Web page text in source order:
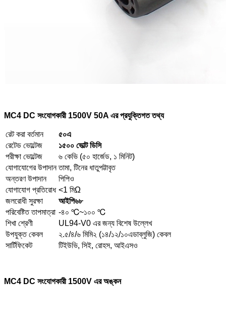
MC4 DC সংযোগকারী 1500V 50A এর প্রযুক্তিগত তথ্য
রেট করা বর্তমান
৫০এ
রেটেড ভোল্টেজ
১৫০০ ভোল্ট ডিসি
পরীক্ষা ভোল্টেজ
৬ কেভি (৫০ হার্জেড, ১ মিনিট)
যোগাযোগের উপাদান তামা, টিনের ধাতুপট্টাবৃত
অন্তরণ উপাদান
পিপিও
যোগাযোগ প্রতিরোধ <1 মিΩ
জলরোধী সুরক্ষা
আইপি৬৮
পরিবেষ্টিত তাপমাত্রা -৪০ ℃~১০০ ℃
শিখা শ্রেণী
UL94-V0 এর জন্য বিশেষ উল্লেখ
উপযুক্ত কেবল
২.৫/৪/৬ মিমি২ (১৪/১২/১০এডাব্লুজি) কেবল
সার্টিফিকেট
টিইউভি, সিই, রোহস, আইএসও
MC4 DC সংযোগকারী 1500V এর অঙ্কন